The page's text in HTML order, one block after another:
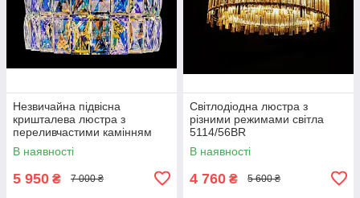
Незвичайна підвісна
кришталева люстра з
переливчастими камінням
J028/500
В наявності
5 950 ₴ 7 000 ₴
Світлодіодна люстра з
різними режимами світла
5114/56BR
В наявності
4 760 ₴ 5 600 ₴